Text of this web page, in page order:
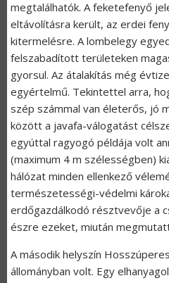
megtalálhatók. A feketefenyő
eltávolításra került, az erdei
kitermelésre. A lombelegy
felszabadított területeken
gyorsul. Az átalakítás még
egyértelmű. Tekintettel arra,
szép számmal van életerős, jó
között a javafa-válogatást
egyúttal ragyogó példája volt
(maximum 4 m szélességben)
hálózat minden ellenkező
természetességi-védelmi
erdőgazdálkodó résztvevője a
észre ezeket, miután
A második helyszín
állományban volt. Egy